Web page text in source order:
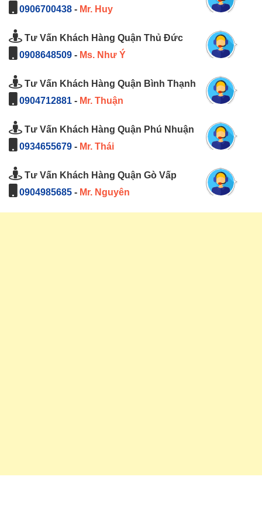
0906700438 - Mr. Huy
Tư Vấn Khách Hàng Quận Thủ Đức
0908648509 - Ms. Như Ý
Tư Vấn Khách Hàng Quận Bình Thạnh
0904712881 - Mr. Thuận
Tư Vấn Khách Hàng Quận Phú Nhuận
0934655679 - Mr. Thái
Tư Vấn Khách Hàng Quận Gò Vấp
0904985685 - Mr. Nguyên